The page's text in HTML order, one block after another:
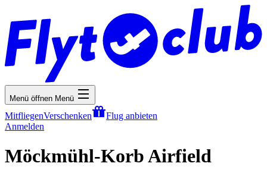
Menü öffnen Menü
MitfliegenVerschenken
Flug anbieten
Anmelden
Möckmühl-Korb Airfield